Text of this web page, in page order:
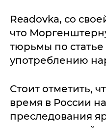
Readovka, со
что
тюрьмы по
употреблению
Стоит отметить,
время в России
преследования